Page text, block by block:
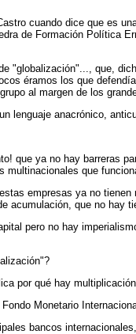
cuando dice que es
de Formación Política
"globalización"..., que,
éramos los que
al margen de los
lenguaje anacrónico,
que ya no hay barreras
que
empresas ya no
acumulación, que no hay
pero no hay
por qué hay
Monetario
bancos